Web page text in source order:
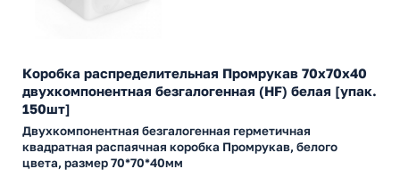
Коробка распределительная Промрукав 70х70х40
двухкомпонентная безгалогенная (HF) белая [упак.
150шт]
Двухкомпонентная безгалогенная герметичная
квадратная распаячная коробка Промрукав, белого
цвета, размер 70*70*40мм